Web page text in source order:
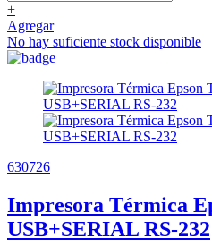
+
Agregar
No hay suficiente stock disponible
630726
Impresora Térmica
USB+SERIAL RS-232